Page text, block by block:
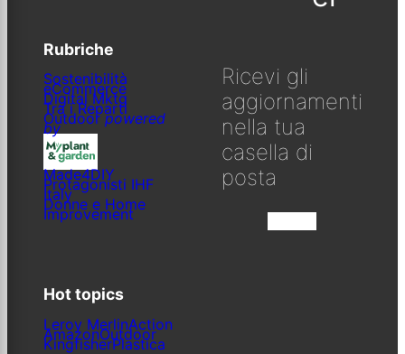
Rubriche
Sostenibilità
eCommerce
Digital Mktg
Tra i Reparti
Outdoorpowered
by
Made4DIY
Protagonisti IHF
Italy
Donne e Home
Improvement
Hot topics
Leroy MerlinAction
AmazonOutdoor
KingfisherPlastica
Ricevi gli
aggiornamenti
nella tua
casella di
posta